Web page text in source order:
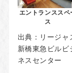
エントランススペ
ス
出典： リージャ
新橋東急ビルビ
ネスセンター